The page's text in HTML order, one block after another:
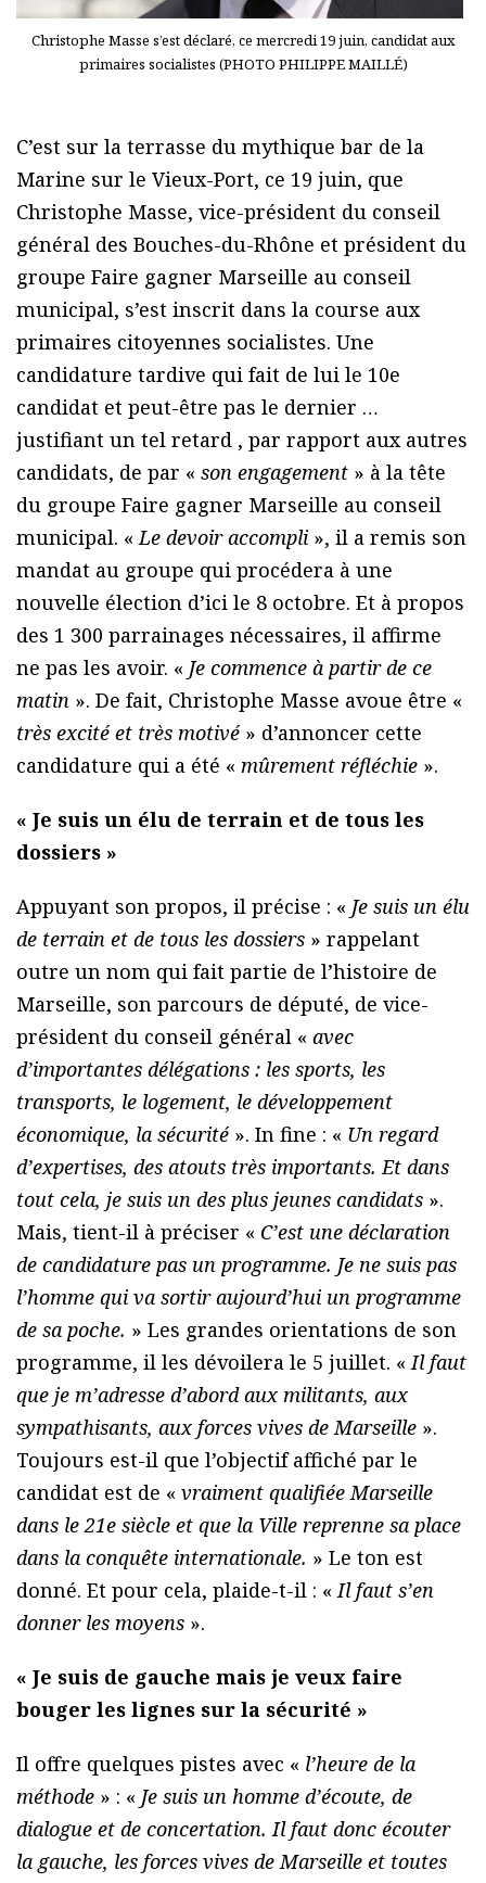
Christophe Masse s’est déclaré, ce mercredi 19 juin, candidat aux
primaires socialistes (PHOTO PHILIPPE MAILLÉ)
C’est sur la terrasse du mythique bar de la
Marine sur le Vieux-Port, ce 19 juin, que
Christophe Masse, vice-président du conseil
général des Bouches-du-Rhône et président du
groupe Faire gagner Marseille au conseil
municipal, s’est inscrit dans la course aux
primaires citoyennes socialistes. Une
candidature tardive qui fait de lui le 10e
candidat et peut-être pas le dernier …
justifiant un tel retard , par rapport aux autres
candidats, de par « son engagement » à la tête
du groupe Faire gagner Marseille au conseil
municipal. «Le devoir accompli », il a remis son
mandat au groupe qui procédera à une
nouvelle élection d’ici le 8 octobre. Et à propos
des 1 300 parrainages nécessaires, il affirme
ne pas les avoir. « Je commence à partir de ce
matin ». De fait, Christophe Masse avoue être «
très excité et très motivé » d’annoncer cette
candidature qui a été « mûrement réfléchie ».
« Je suis un élu de terrain et de tous les
dossiers »
Appuyant son propos, il précise : « Je suis un élu
de terrain et de tous les dossiers » rappelant
outre un nom qui fait partie de l’histoire de
Marseille, son parcours de député, de vice-
président du conseil général « avec
d’importantes délégations : les sports, les
transports, le logement, le développement
économique, la sécurité ». In fine : « Un regard
d’expertises, des atouts très importants. Et dans
tout cela, je suis un des plus jeunes candidats ».
Mais, tient-il à préciser « C’est une déclaration
de candidature pas un programme. Je ne suis pas
l’homme qui va sortir aujourd’hui un programme
de sa poche. » Les grandes orientations de son
programme, il les dévoilera le 5 juillet. «Il faut
que je m’adresse d’abord aux militants, aux
sympathisants, aux forces vives de Marseille ».
Toujours est-il que l’objectif affiché par le
candidat est de « vraiment qualifiée Marseille
dans le 21e siècle et que la Ville reprenne sa place
dans la conquête internationale. » Le ton est
donné. Et pour cela, plaide-t-il : «Il faut s’en
donner les moyens ».
« Je suis de gauche mais je veux faire
bouger les lignes sur la sécurité »
Il offre quelques pistes avec « l’heure de la
méthode » : « Je suis un homme d’écoute, de
dialogue et de concertation. Il faut donc écouter
la gauche, les forces vives de Marseille et toutes